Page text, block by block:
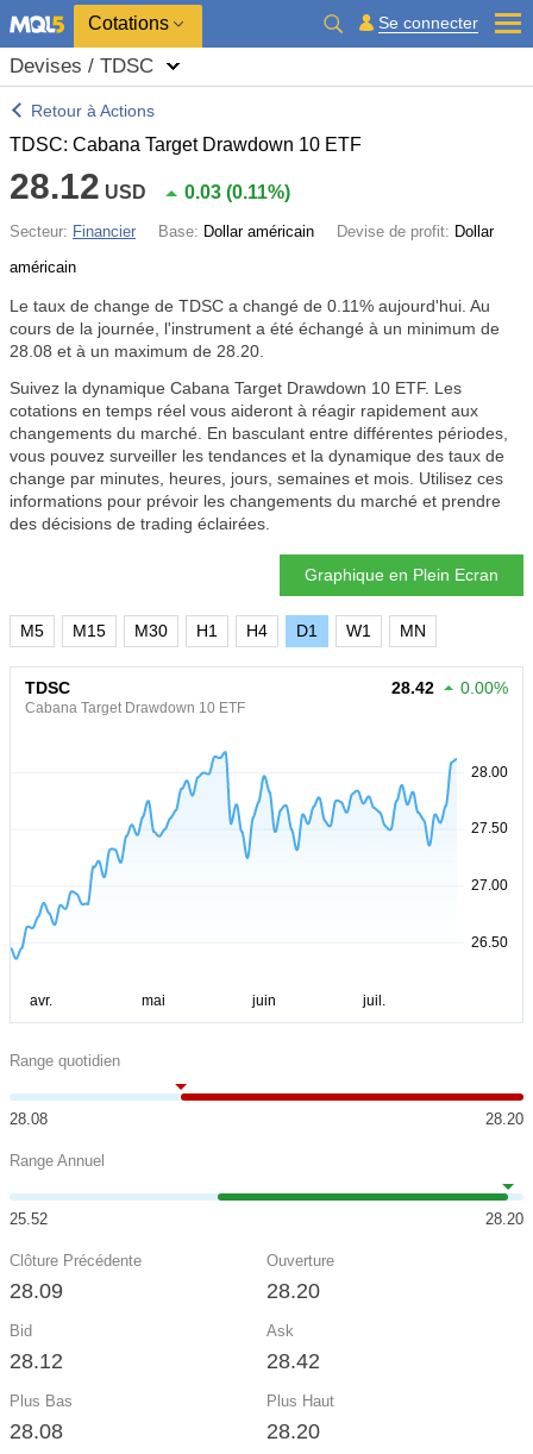
Cotations Se connecter
Devises / TDSC
Retour à Actions
TDSC: Cabana Target Drawdown 10 ETF
28.12 USD 0.03 (0.11%)
Secteur: Financier Base: Dollar américain Devise de profit: Dollar
américain
Le taux de change de TDSC a changé de 0.11% aujourd'hui. Au
cours de la journée, l'instrument a été échangé à un minimum de
28.08 et à un maximum de 28.20.
Suivez la dynamique Cabana Target Drawdown 10 ETF. Les
cotations en temps réel vous aideront à réagir rapidement aux
changements du marché. En basculant entre différentes périodes,
vous pouvez surveiller les tendances et la dynamique des taux de
change par minutes, heures, jours, semaines et mois. Utilisez ces
informations pour prévoir les changements du marché et prendre
des décisions de trading éclairées.
Graphique en Plein Ecran
M5 M15 M30 H1 H4 D1 W1 MN
TDSC
Cabana Target Drawdown 10 ETF
28.42 0.00%
Range quotidien
28.08 28.20
Range Annuel
25.52 28.20
Clôture Précédente
28.09
Ouverture
28.20
Bid
28.12
Ask
28.42
Plus Bas
28.08
Plus Haut
28.20